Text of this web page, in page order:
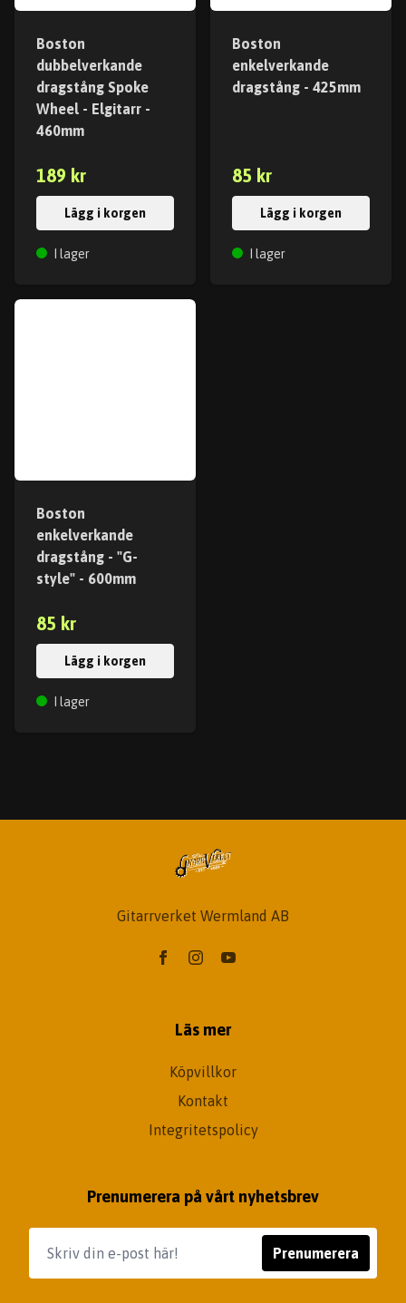
Boston
dubbelverkande
dragstång Spoke
Wheel - Elgitarr -
460mm
189 kr
Lägg i korgen
I lager
Boston
enkelverkande
dragstång - 425mm
85 kr
Lägg i korgen
I lager
Boston
enkelverkande
dragstång - "G-
style" - 600mm
85 kr
Lägg i korgen
I lager
Gitarrverket Wermland AB
Läs mer
Köpvillkor
Kontakt
Integritetspolicy
Prenumerera på vårt nyhetsbrev
Prenumerera